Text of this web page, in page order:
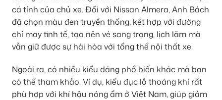
cá tính của chủ xe. Đối với Nissan Almera, Anh Bách
đã chọn màu đen truyền thống, kết hợp với đường
chỉ may tinh tế, tạo nên vẻ sang trọng, lịch lãm mà
vẫn giữ được sự hài hòa với tổng thể nội thất xe.
Ngoài ra, có nhiều kiểu dáng phổ biến khác mà bạn
có thể tham khảo. Ví dụ, kiểu đục lỗ thoáng khí rất
phù hợp với khí hậu nóng ẩm ở Việt Nam, giúp giảm